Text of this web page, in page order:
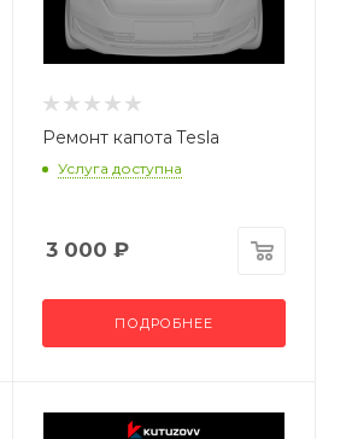
Ремонт капота Tesla
Услуга доступна
3 000 ₽
ПОДРОБНЕЕ